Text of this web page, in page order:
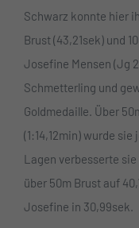
Schwarz konnte hier
Brust (43,21sek) und
Josefine Mensen (Jg
Schmetterling und
Goldmedaille. Über
(1:14,12min) wurde
Lagen verbesserte
über 50m Brust auf
Josefine in 30,99sek.